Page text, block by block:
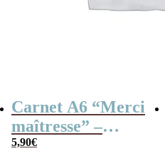
Carnet A6 “Merci
maîtresse” –
Cadeau maîtresse,
5,90€